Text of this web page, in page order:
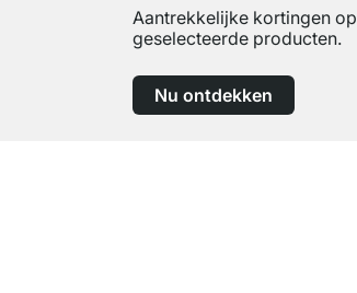
Aantrekkelijke kortingen op
geselecteerde producten.
Nu ontdekken